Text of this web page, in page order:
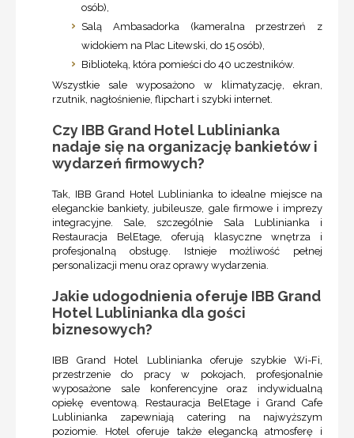
osób),
Salą Ambasadorka (kameralna przestrzeń z
widokiem na Plac Litewski, do 15 osób),
Biblioteką, która pomieści do 40 uczestników.
Wszystkie sale wyposażono w klimatyzację, ekran,
rzutnik, nagłośnienie, flipchart i szybki internet.
Czy IBB Grand Hotel Lublinianka
nadaje się na organizację bankietów i
wydarzeń firmowych?
Tak, IBB Grand Hotel Lublinianka to idealne miejsce na
eleganckie bankiety, jubileusze, gale firmowe i imprezy
integracyjne. Sale, szczególnie Sala Lublinianka i
Restauracja BelEtage, oferują klasyczne wnętrza i
profesjonalną obsługę. Istnieje możliwość pełnej
personalizacji menu oraz oprawy wydarzenia.
Jakie udogodnienia oferuje IBB Grand
Hotel Lublinianka dla gości
biznesowych?
IBB Grand Hotel Lublinianka oferuje szybkie Wi-Fi,
przestrzenie do pracy w pokojach, profesjonalnie
wyposażone sale konferencyjne oraz indywidualną
opiekę eventową. Restauracja BelEtage i Grand Cafe
Lublinianka zapewniają catering na najwyższym
poziomie. Hotel oferuje także elegancką atmosferę i